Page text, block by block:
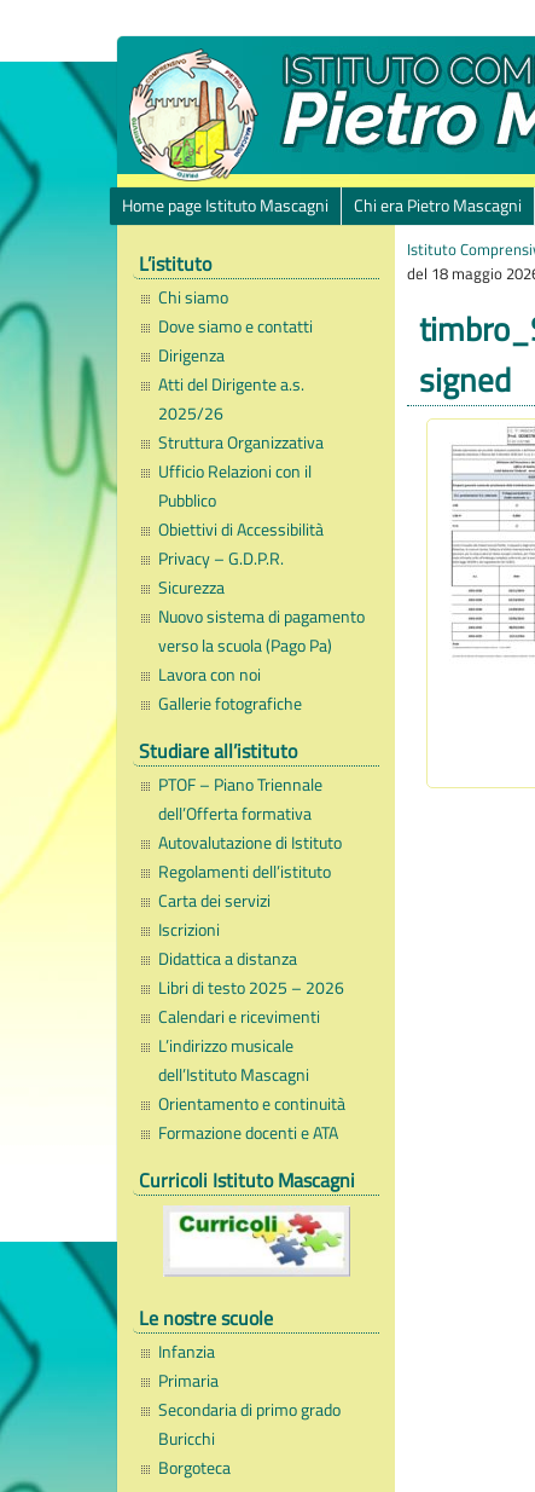
Home page Istituto Mascagni Chi era Pietro Mascagni
L’istituto
Chi siamo
Dove siamo e contatti
Dirigenza
Atti del Dirigente a.s.
2025/26
Struttura Organizzativa
Ufficio Relazioni con il
Pubblico
Obiettivi di Accessibilità
Privacy – G.D.P.R.
Sicurezza
Nuovo sistema di pagamento
verso la scuola (Pago Pa)
Lavora con noi
Gallerie fotografiche
Studiare all’istituto
PTOF – Piano Triennale
dell’Offerta formativa
Autovalutazione di Istituto
Regolamenti dell’istituto
Carta dei servizi
Iscrizioni
Didattica a distanza
Libri di testo 2025 – 2026
Calendari e ricevimenti
L’indirizzo musicale
dell’Istituto Mascagni
Orientamento e continuità
Formazione docenti e ATA
Curricoli Istituto Mascagni
Le nostre scuole
Infanzia
Primaria
Secondaria di primo grado
Buricchi
Borgoteca
Istituto
del 18 maggio
signed